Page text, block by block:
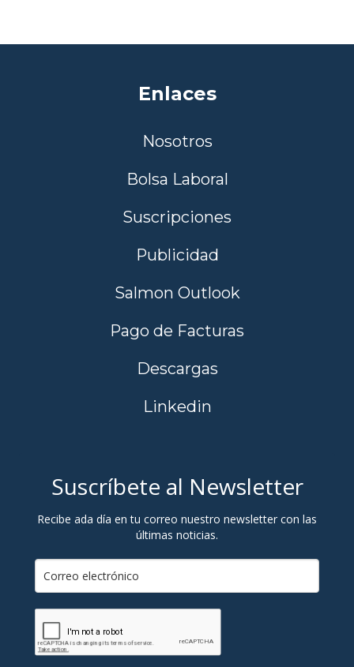
Enlaces
Nosotros
Bolsa Laboral
Suscripciones
Publicidad
Salmon Outlook
Pago de Facturas
Descargas
Linkedin
Suscríbete al Newsletter
Recibe ada día en tu correo nuestro newsletter con las
últimas noticias.